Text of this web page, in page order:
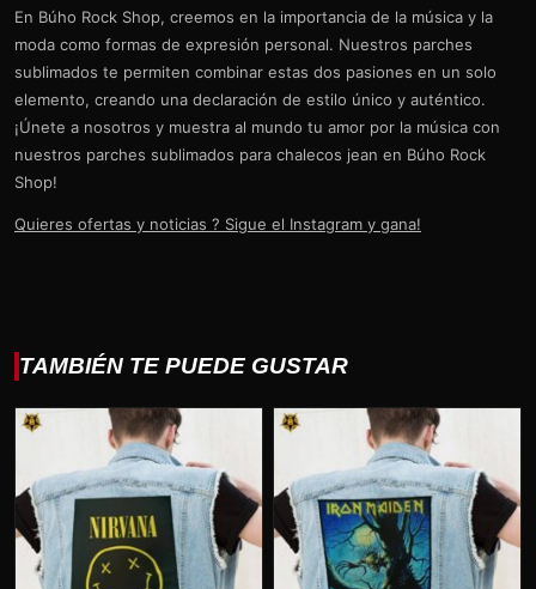
En Búho Rock Shop, creemos en la importancia de la música y la
moda como formas de expresión personal. Nuestros parches
sublimados te permiten combinar estas dos pasiones en un solo
elemento, creando una declaración de estilo único y auténtico.
¡Únete a nosotros y muestra al mundo tu amor por la música con
nuestros parches sublimados para chalecos jean en Búho Rock
Shop!
Quieres ofertas y noticias ? Sigue el Instagram y gana!
TAMBIÉN TE PUEDE GUSTAR